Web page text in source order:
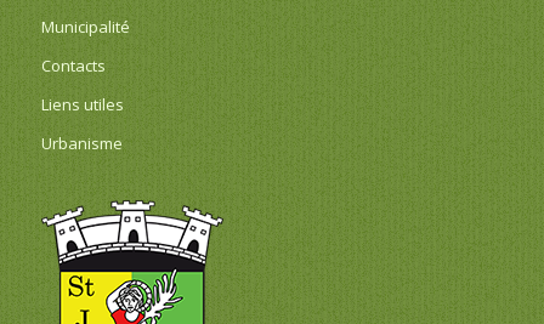
Municipalité
Contacts
Liens utiles
Urbanisme